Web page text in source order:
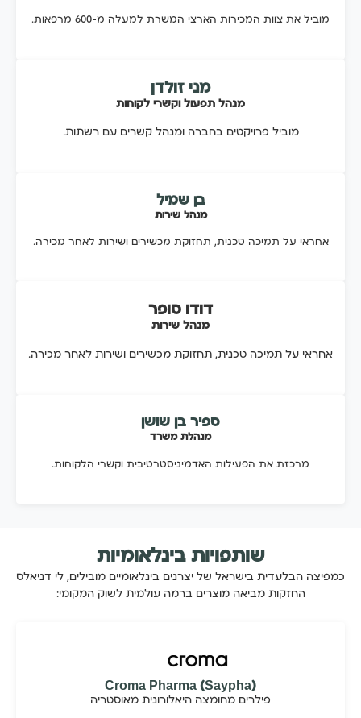
מוביל את צוות המכירות הארצי המשרת למעלה מ-600 מרפאות.
מני זולדן
מנהל תפעול וקשרי לקוחות
מוביל פרויקטים בחברה ומנהל קשרים עם רשתות.
בן שמיל
מנהל שירות
אחראי על תמיכה טכנית, תחזוקת מכשירים ושירות לאחר מכירה.
דודו סופר
מנהל שירות
אחראי על תמיכה טכנית, תחזוקת מכשירים ושירות לאחר מכירה.
ספיר בן שושן
מנהלת משרד
מרכזת את הפעילות האדמיניסטרטיבית וקשרי הלקוחות.
שותפויות בינלאומיות
כמפיצה הבלעדית בישראל של יצרנים בינלאומיים מובילים, לי דניאלס
החזקות מביאה מוצרים ברמה עולמית לשוק המקומי:
Croma Pharma (Saypha)
פילרים מחומצה היאלורונית מאוסטריה